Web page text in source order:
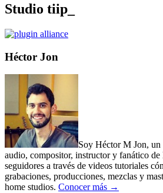
Studio tiip_
Primary
Sidebar
Héctor Jon
Soy Héctor M Jon,
audio, compositor, instructor y fanático de
seguidores a través de videos tutoriales
grabaciones, producciones, mezclas y
home studios. Conocer más →